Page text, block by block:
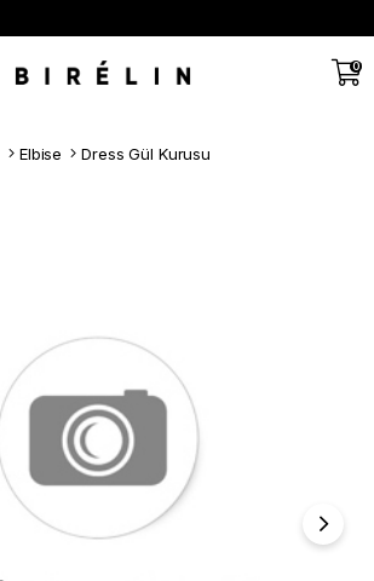
0
Elbise Dress Gül Kurusu